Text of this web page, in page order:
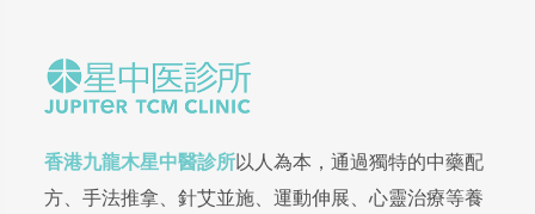
香港九龍木星中醫診所以人為本，通過獨特的中藥配
方、手法推拿、針艾並施、運動伸展、心靈治療等養